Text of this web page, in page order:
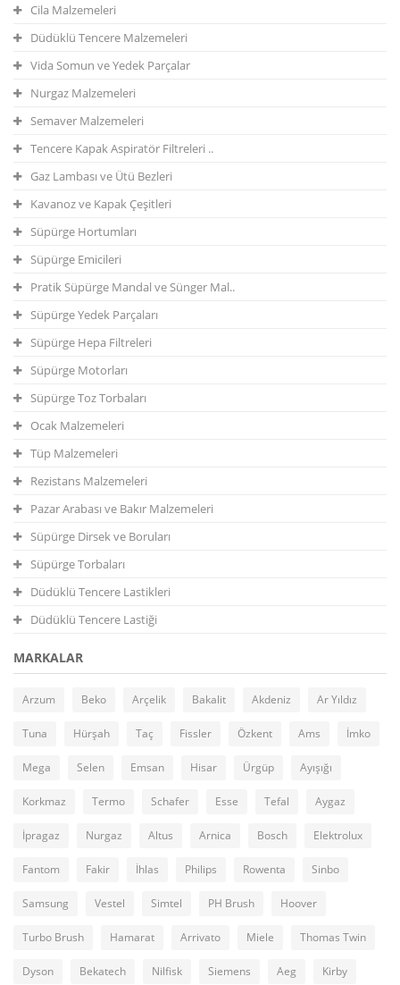
Cila Malzemeleri
Düdüklü Tencere Malzemeleri
Vida Somun ve Yedek Parçalar
Nurgaz Malzemeleri
Semaver Malzemeleri
Tencere Kapak Aspiratör Filtreleri ..
Gaz Lambası ve Ütü Bezleri
Kavanoz ve Kapak Çeşitleri
Süpürge Hortumları
Süpürge Emicileri
Pratik Süpürge Mandal ve Sünger Mal..
Süpürge Yedek Parçaları
Süpürge Hepa Filtreleri
Süpürge Motorları
Süpürge Toz Torbaları
Ocak Malzemeleri
Tüp Malzemeleri
Rezistans Malzemeleri
Pazar Arabası ve Bakır Malzemeleri
Süpürge Dirsek ve Boruları
Süpürge Torbaları
Düdüklü Tencere Lastikleri
Düdüklü Tencere Lastiği
MARKALAR
Arzum Beko Arçelik Bakalit Akdeniz Ar Yıldız
Tuna Hürşah Taç Fissler Özkent Ams İmko
Mega Selen Emsan Hisar Ürgüp Ayışığı
Korkmaz Termo Schafer Esse Tefal Aygaz
İpragaz Nurgaz Altus Arnica Bosch Elektrolux
Fantom Fakir İhlas Philips Rowenta Sinbo
Samsung Vestel Simtel PH Brush Hoover
Turbo Brush Hamarat Arrivato Miele Thomas Twin
Dyson Bekatech Nilfisk Siemens Aeg Kirby